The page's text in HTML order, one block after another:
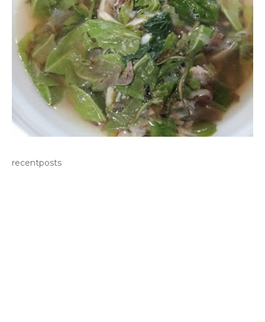
recentposts